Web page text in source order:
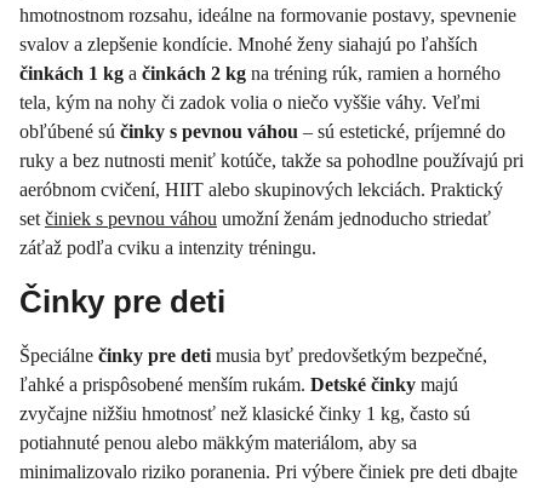
hmotnostnom rozsahu, ideálne na formovanie postavy, spevnenie
svalov a zlepšenie kondície. Mnohé ženy siahajú po ľahších
činkách 1 kg a činkách 2 kg na tréning rúk, ramien a horného
tela, kým na nohy či zadok volia o niečo vyššie váhy. Veľmi
obľúbené sú činky s pevnou váhou – sú estetické, príjemné do
ruky a bez nutnosti meniť kotúče, takže sa pohodlne používajú pri
aeróbnom cvičení, HIIT alebo skupinových lekciách. Praktický
set činiek s pevnou váhou umožní ženám jednoducho striedať
záťaž podľa cviku a intenzity tréningu.
Činky pre deti
Špeciálne činky pre deti musia byť predovšetkým bezpečné,
ľahké a prispôsobené menším rukám. Detské činky majú
zvyčajne nižšiu hmotnosť než klasické činky 1 kg, často sú
potiahnuté penou alebo mäkkým materiálom, aby sa
minimalizovalo riziko poranenia. Pri výbere činiek pre deti dbajte